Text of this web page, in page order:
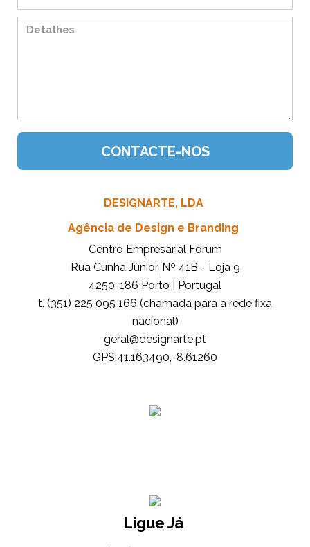
DESIGNARTE, LDA
Agência de Design e Branding
Centro Empresarial Forum
Rua Cunha Júnior, Nº 41B - Loja 9
4250-186 Porto | Portugal
t. (351) 225 095 166 (chamada para a rede fixa
nacional)
tp.etrangised@lareg
GPS:41.163490,-8.61260
Ligue Já